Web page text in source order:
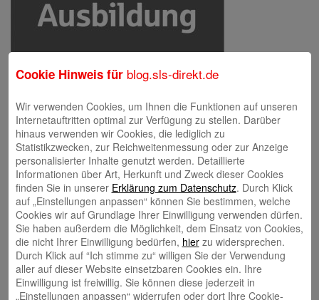
Schreibe einen Kommentar
Deine E-Mail-Adresse wird nicht veröffentlicht. Erforderliche Felder
sind mit*markiert
Cookie Hinweis für blog.sls-direkt.de
Wir verwenden Cookies, um Ihnen die Funktionen auf unseren
Internetauftritten optimal zur Verfügung zu stellen. Darüber
hinaus verwenden wir Cookies, die lediglich zu
Statistikzwecken, zur Reichweitenmessung oder zur Anzeige
personalisierter Inhalte genutzt werden. Detaillierte
Informationen über Art, Herkunft und Zweck dieser Cookies
finden Sie in unserer Erklärung zum Datenschutz. Durch Klick
auf „Einstellungen anpassen“ können Sie bestimmen, welche
Cookies wir auf Grundlage Ihrer Einwilligung verwenden dürfen.
Sie haben außerdem die Möglichkeit, dem Einsatz von Cookies,
die nicht Ihrer Einwilligung bedürfen, hierzu widersprechen.
Durch Klick auf “Ich stimme zu“ willigen Sie der Verwendung
aller auf dieser Website einsetzbaren Cookies ein. Ihre
Einwilligung ist freiwillig. Sie können diese jederzeit in
„Einstellungen anpassen“ widerrufen oder dort Ihre Cookie-